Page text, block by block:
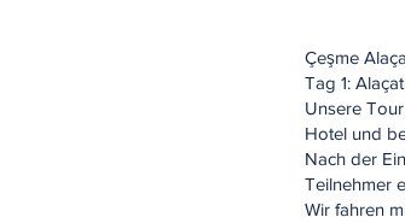
Çeşme
Tag 1:
Unsere
Hotel und
Nach der
Teilnehmer
Wir fahren